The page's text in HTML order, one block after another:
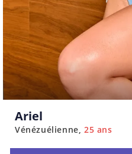
Ariel
Vénézuélienne 25 ans